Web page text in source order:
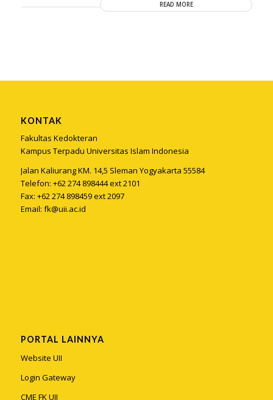
READ MORE
KONTAK
Fakultas Kedokteran
Kampus Terpadu Universitas Islam Indonesia
Jalan Kaliurang KM. 14,5 Sleman Yogyakarta 55584
Telefon: +62 274 898444 ext 2101
Fax: +62 274 898459 ext 2097
Email: fk@uii.ac.id
PORTAL LAINNYA
Website UII
Login Gateway
CME FK UII